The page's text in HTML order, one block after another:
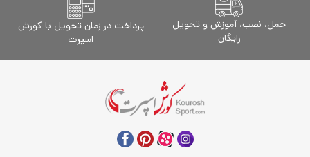
حمل، نصب، آموزش و تحویل
رایگان
پرداخت در زمان تحویل با کورش
اسپرت